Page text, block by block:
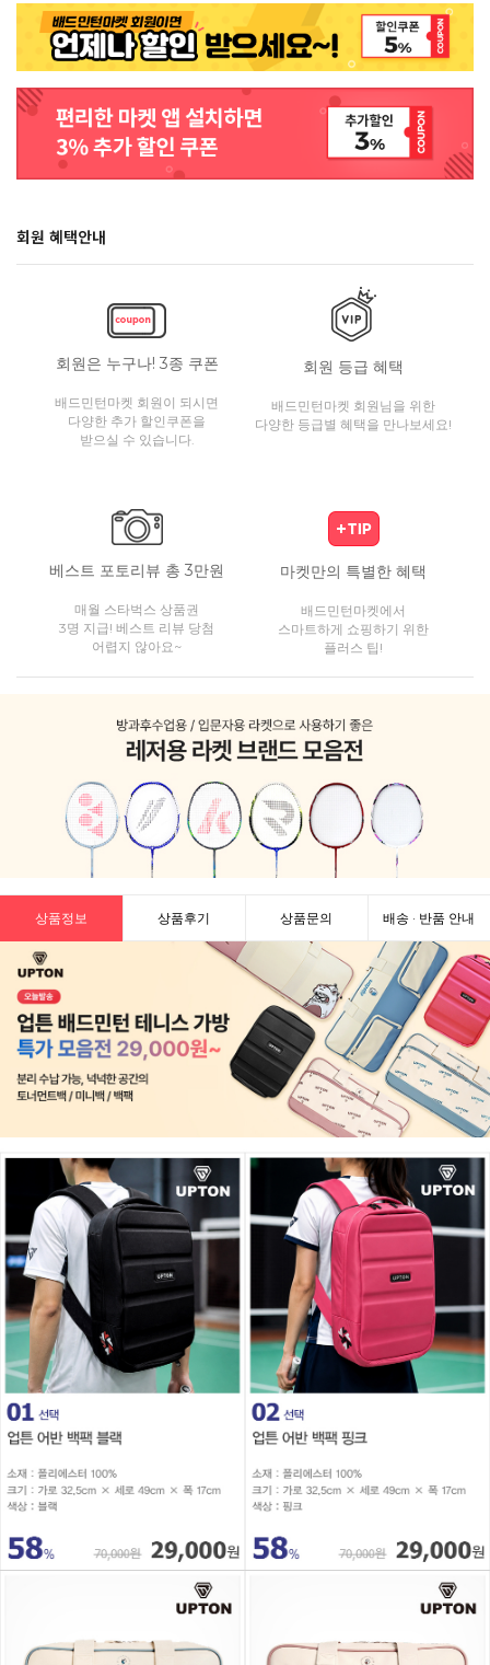
회원 혜택안내
회원은 누구나! 3종 쿠폰
배드민턴마켓 회원이 되시면
다양한 추가 할인쿠폰을
받으실 수 있습니다.
회원 등급 혜택
배드민턴마켓 회원님을 위한
다양한 등급별 혜택을 만나보세요!
베스트 포토리뷰 총 3만원
매월 스타벅스 상품권
3명 지급! 베스트 리뷰 당첨
어렵지 않아요~
마켓만의 특별한 혜택
배드민턴마켓에서
스마트하게 쇼핑하기 위한
플러스 팁!
상품정보 상품후기 상품문의 배송 · 반품 안내